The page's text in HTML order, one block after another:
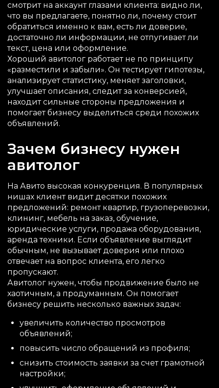
смотрит на аккаунт глазами клиента: видно ли,
что вы предлагаете, понятно ли, почему стоит
обратиться именно к вам, есть ли доверие,
достаточно ли информации, не отпугивает ли
текст, цена или оформление.
Хороший авитолог работает не по принципу
«разместили и забыли». Он тестирует гипотезы,
анализирует статистику, меняет заголовки,
улучшает описания, следит за конверсией,
находит сильные стороны предложения и
помогает бизнесу выделиться среди похожих
объявлений.
Зачем бизнесу нужен
авитолог
На Авито высокая конкуренция. В популярных
нишах клиент видит десятки похожих
предложений: ремонт квартир, грузоперевозки,
клининг, мебель на заказ, обучение,
юридические услуги, продажа оборудования,
аренда техники. Если объявление выглядит
обычным, не вызывает доверия или плохо
отвечает на вопрос клиента, его легко
пропускают.
Авитолог нужен, чтобы продвижение было не
хаотичным, а продуманным. Он помогает
бизнесу решить несколько важных задач:
увеличить количество просмотров
объявлений;
повысить число обращений из профиля;
снизить стоимость заявки за счет грамотной
настройки;